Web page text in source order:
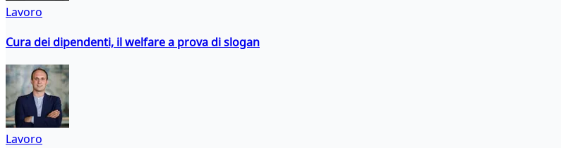
Lavoro
Cura dei dipendenti, il welfare a prova di slogan
Lavoro